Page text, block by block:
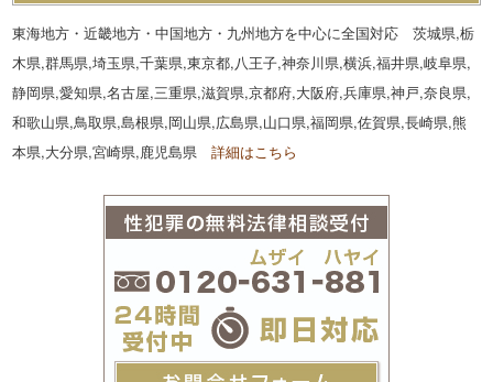
東海地方・近畿地方・中国地方・九州地方を中心に全国対応 茨城県,栃
木県,群馬県,埼玉県,千葉県,東京都,八王子,神奈川県,横浜,福井県,岐阜県,
静岡県,愛知県,名古屋,三重県,滋賀県,京都府,大阪府,兵庫県,神戸,奈良県,
和歌山県,鳥取県,島根県,岡山県,広島県,山口県,福岡県,佐賀県,長崎県,熊
本県,大分県,宮崎県,鹿児島県詳細はこちら